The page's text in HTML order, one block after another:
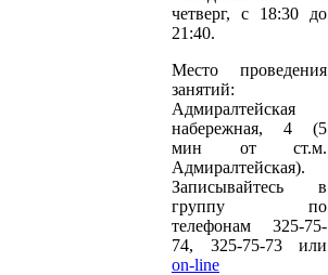
четверг, с 18:30 до
21:40.
Место проведения
занятий:
Адмиралтейская
набережная, 4 (5
мин от ст.м.
Адмиралтейская).
Записывайтесь в
группу по
телефонам 325-75-
74, 325-75-73 или
on-line